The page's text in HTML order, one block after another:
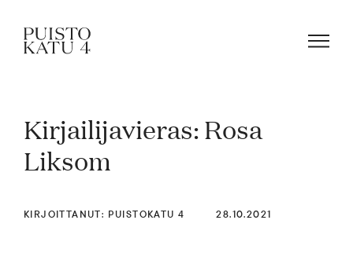
Mistä kyse?
Kirjailijavieras: Rosa
Liksom
KIRJOITTANUT: PUISTOKATU 4 28.10.2021